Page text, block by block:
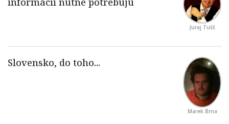
Juraj Tušš
Marek Brna